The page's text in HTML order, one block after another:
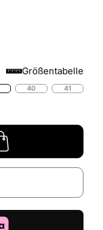
Größentabelle
40
41